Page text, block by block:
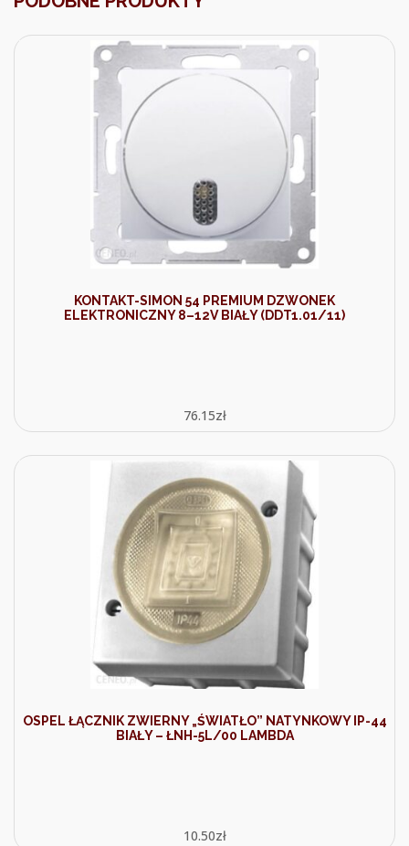
KONTAKT-SIMON 54 PREMIUM DZWONEK
ELEKTRONICZNY 8–12V BIAŁY (DDT1.01/11)
76.15zł
OSPEL ŁĄCZNIK ZWIERNY „ŚWIATŁO” NATYNKOWY IP-44
BIAŁY – ŁNH-5L/00 LAMBDA
10.50zł